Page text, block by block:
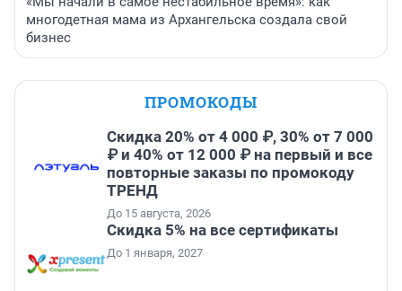
многодетная мама из Архангельска создала свой
бизнес
ПРОМОКОДЫ
Скидка 20% от 4 000 ₽, 30% от 7 000
₽ и 40% от 12 000 ₽ на первый и все
повторные заказы по промокоду
ТРЕНД
До 15 августа, 2026
Скидка 5% на все сертификаты
До 1 января, 2027